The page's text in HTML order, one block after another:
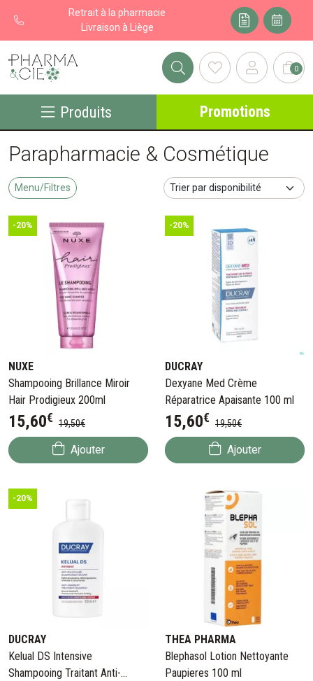
Retrait à la pharmacie
Livraison à Liège
Pharma&cie - Pharmacie des Franchises Votre export 0
Produits Promotions
Parapharmacie & Cosmétique
Menu/Filtres
-20%
NUXE
Shampooing Brillance Miroir
Hair Prodigieux 200ml
15,60€ 19,50€
Ajouter
-20%
DUCRAY
Dexyane Med Crème
Réparatrice Apaisante 100 ml
15,60€ 19,50€
Ajouter
-20%
DUCRAY
Kelual DS Intensive
Shampooing Traitant Anti-
THEA PHARMA
Blephasol Lotion Nettoyante
Paupieres 100 ml